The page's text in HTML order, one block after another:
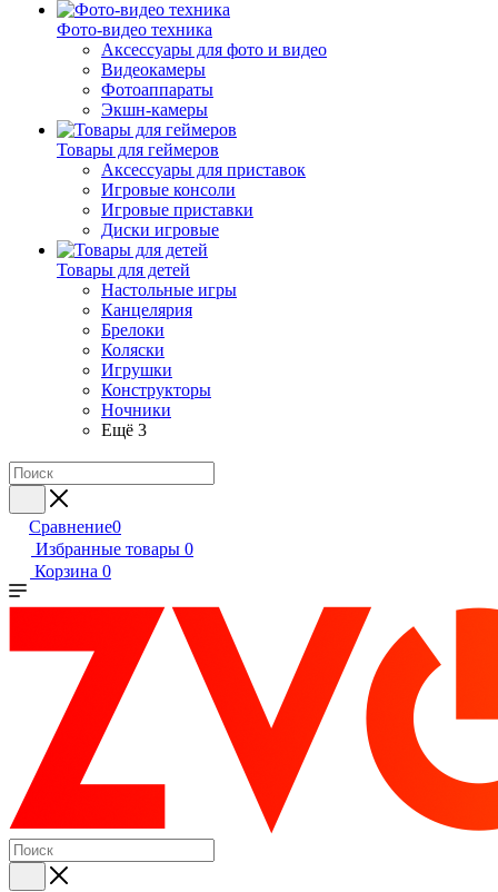
Фото-видео техника
Аксессуары для фото и видео
Видеокамеры
Фотоаппараты
Экшн-камеры
Товары для геймеров
Аксессуары для приставок
Игровые консоли
Игровые приставки
Диски игровые
Товары для детей
Настольные игры
Канцелярия
Брелоки
Коляски
Игрушки
Конструкторы
Ночники
Ещё 3
Сравнение0
Избранные товары 0
Корзина 0